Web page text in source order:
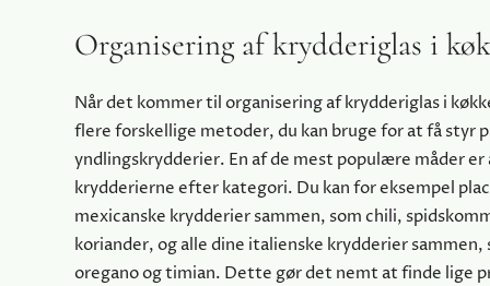
Organisering af krydderiglas i
Når det kommer til organisering af krydderiglas i
flere forskellige metoder, du kan bruge for at få styr
yndlingskrydderier. En af de mest populære måder
krydderierne efter kategori. Du kan for eksempel
mexicanske krydderier sammen, som chili,
koriander, og alle dine italienske krydderier sammen,
oregano og timian. Dette gør det nemt at finde lige